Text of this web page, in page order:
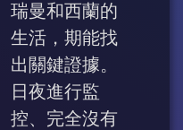
瑞曼和西蘭的
生活，期能找
出關鍵證據。
日夜進行監
控、完全沒有